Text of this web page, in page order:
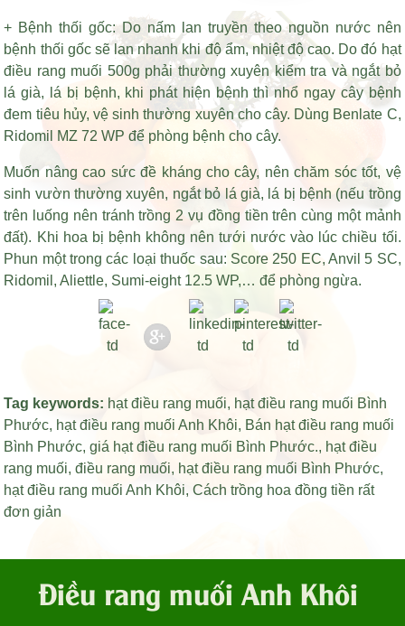
+ Bệnh thối gốc: Do nấm lan truyền theo nguồn nước nên
bệnh thối gốc sẽ lan nhanh khi độ ẩm, nhiệt độ cao. Do đó hạt
điều rang muối 500g phải thường xuyên kiểm tra và ngắt bỏ
lá già, lá bị bệnh, khi phát hiện bệnh thì nhổ ngay cây bệnh
đem tiêu hủy, vệ sinh thường xuyên cho cây. Dùng Benlate C,
Ridomil MZ 72 WP để phòng bệnh cho cây.
Muốn nâng cao sức đề kháng cho cây, nên chăm sóc tốt, vệ
sinh vườn thường xuyên, ngắt bỏ lá già, lá bị bệnh (nếu trồng
trên luống nên tránh trồng 2 vụ đồng tiền trên cùng một mảnh
đất). Khi hoa bị bệnh không nên tưới nước vào lúc chiều tối.
Phun một trong các loại thuốc sau: Score 250 EC, Anvil 5 SC,
Ridomil, Aliettle, Sumi-eight 12.5 WP,… để phòng ngừa.
Tag keywords: hạt điều rang muối, hạt điều rang muối Bình
Phước, hạt điều rang muối Anh Khôi, Bán hạt điều rang muối
Bình Phước,giá hạt điều rang muối Bình Phước., hạt điều
rang muối,điều rang muối, hạt điều rang muối Bình Phước,
hạt điều rang muối Anh Khôi,Cách trồng hoa đồng tiền rất
đơn giản
Điều rang muối Anh Khôi